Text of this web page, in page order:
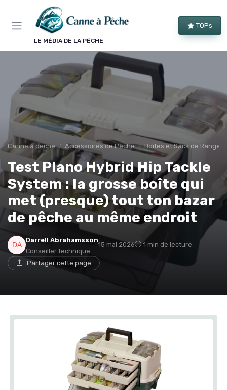
LE MÉDIA DE LA PÊCHE
TOPs
Canne à peche Accessoires de Pêche Boîtes et Sacs de
Test Plano Hybrid Hip Tackle
System : la grosse boîte qui
met (presque) tout ton bazar
de pêche au même endroit
Darrell Abrahamsson
Conseiller technique
15 mai 2026 1 min de lecture
Partager cette page
Panneau de gestion des cookies